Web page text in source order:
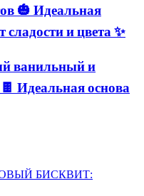
🎃 Идеальная
и цвета ✨
ванильный и
Идеальная основа